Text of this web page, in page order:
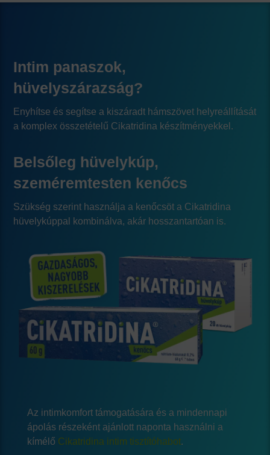
Intim panaszok,
hüvelyszárazság?
Enyhítse és segítse a kiszáradt hámszövet helyreállítását
a komplex összetételű Cikatridina készítményekkel.
Belsőleg hüvelykúp,
szeméremtesten kenőcs
Szükség szerint használja a kenőcsöt a Cikatridina
hüvelykúppal
kombinálva, akár hosszantartóan is.
Az intimkomfort támogatására és a mindennapi
ápolás részeként ajánlott naponta használni a
kímélő Cikatridina intim tisztítóhabot.